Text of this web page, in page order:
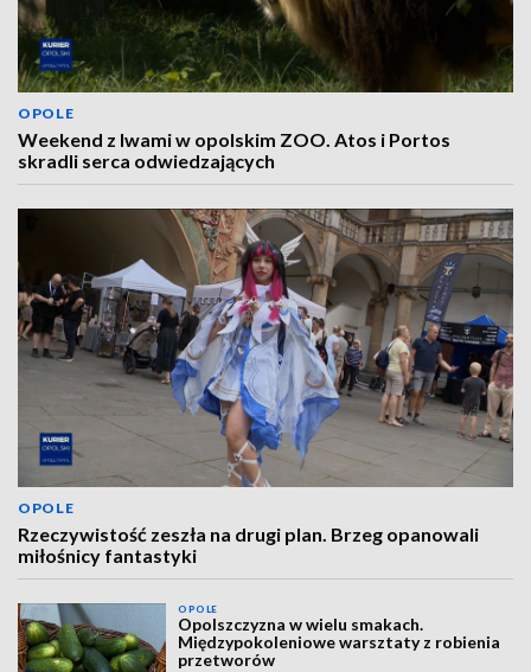
OPOLE
Weekend z lwami w opolskim ZOO. Atos i Portos
skradli serca odwiedzających
OPOLE
Rzeczywistość zeszła na drugi plan. Brzeg opanowali
miłośnicy fantastyki
OPOLE
Opolszczyzna w wielu smakach.
Międzypokoleniowe warsztaty z robienia
przetworów